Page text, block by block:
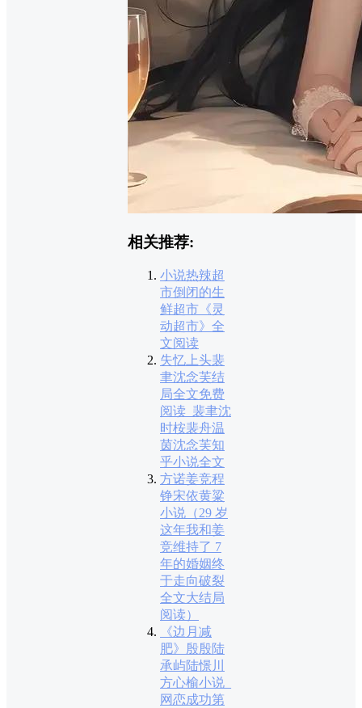
相关推荐:
小说热辣超
市倒闭的生
鲜超市《灵
动超市》全
文阅读
失忆上头裴
聿沈念芙结
局全文免费
阅读_裴聿沈
时桉裴舟温
茵沈念芙知
乎小说全文
方诺姜竞程
铮宋依黄粱
小说（29 岁
这年我和姜
竞维持了 7
年的婚姻终
于走向破裂
全文大结局
阅读）
《边月减
肥》殷殷陆
承屿陆憬川
方心榆小说_
网恋成功第